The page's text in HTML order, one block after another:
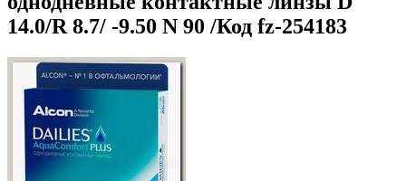
14.0/R 8.7/ -9.50 N 90 /Код fz-254183